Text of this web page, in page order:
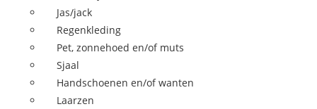
Jas/jack
Regenkleding
Pet, zonnehoed en/of muts
Sjaal
Handschoenen en/of wanten
Laarzen